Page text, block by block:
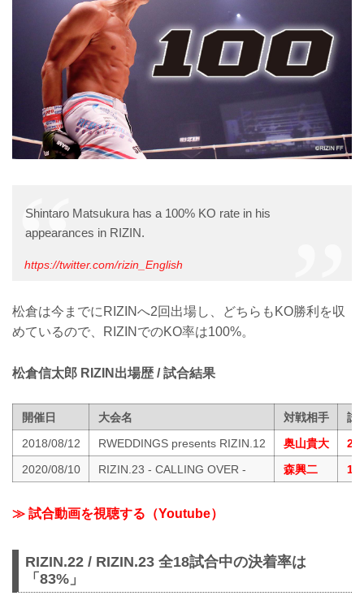
Shintaro Matsukura has a 100% KO rate in his
appearances in RIZIN.
https://twitter.com/rizin_English
松倉は今までにRIZINへ2回出場し、どちらもKO勝利を収
めているので、RIZINでのKO率は100%。
松倉信太郎 RIZIN出場歴 / 試合結果
開催日 大会名 対戦相手
試
2018/08/12
RWEDDINGS presents RIZIN.12 奥山貴大
2R
2020/08/10
RIZIN.23 - CALLING OVER - 森興二 1R
≫ 試合動画を視聴する（Youtube）
RIZIN.22 / RIZIN.23 全18試合中の決着率は
「83%」